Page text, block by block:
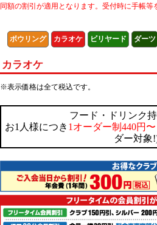
同額の割引が適用となります。受付時に手帳等
ボウリング カラオケ ビリヤード ダーツ
カラオケ
※表示価格は全て税込です。
フード・ドリンク
お1人様につき 1オーダー制440円〜
ダー対象